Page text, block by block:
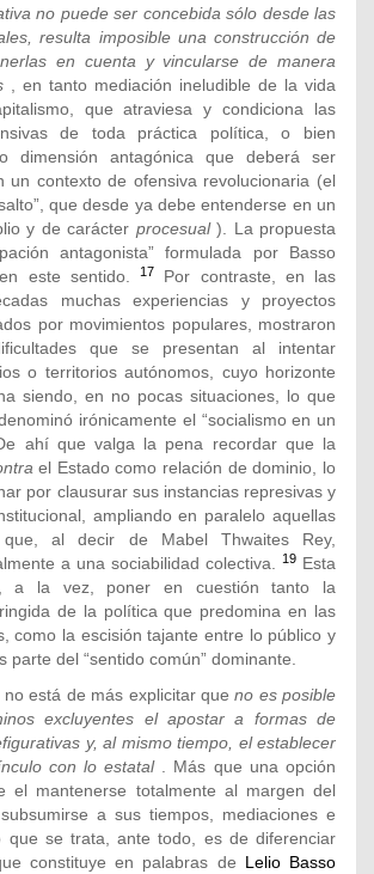
no puede ser concebida sólo desde las
resulta imposible una construcción de
en cuenta y vincularse de manera
, en tanto mediación ineludible de la vida
que atraviesa y condiciona las
de toda práctica política, o bien
dimensión antagónica que deberá ser
un contexto de ofensiva revolucionaria (el
que desde ya debe entenderse en un
y de carácter procesual). La propuesta
antagonista” formulada por Basso
este sentido.17
Por contraste, en las
muchas experiencias y proyectos
por movimientos populares, mostraron
que se presentan al intentar
o territorios autónomos, cuyo horizonte
siendo, en no pocas situaciones, lo que
irónicamente el “socialismo en un
ahí que valga la pena recordar que la
el Estado como relación de dominio, lo
por clausurar sus instancias represivas y
ampliando en paralelo aquellas
que, al decir de Mabel Thwaites Rey,
a una sociabilidad colectiva.
19 Esta
a la vez, poner en cuestión tanto la
de la política que predomina en las
como la escisión tajante entre lo público y
parte del “sentido común” dominante.
no está de más explicitar queno es posible
excluyentes el apostar a formas de
y, al mismo tiempo, el establecer
con lo estatal. Más que una opción
el mantenerse totalmente al margen del
a sus tiempos, mediaciones e
que se trata, ante todo, es de diferenciar
constituye en palabras de Lelio Basso